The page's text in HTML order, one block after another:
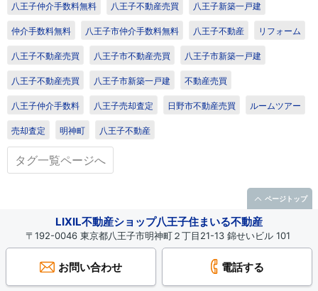
八王子仲介手数料無料 八王子不動産売買 八王子新築一戸建
仲介手数料無料 八王子市仲介手数料無料 八王子不動産 リフォーム
八王子不動産売買 八王子市不動産売買 八王子市新築一戸建
八王子不動産売買 八王子市新築一戸建 不動産売買
八王子仲介手数料 八王子売却査定 日野市不動産売買 ルームツアー
売却査定 明神町 八王子不動産
タグ一覧ページへ
LIXIL不動産ショップ八王子住まいる不動産
〒192-0046 東京都八王子市明神町２丁目21-13 錦せいビル 101
お問い合わせ 電話する
ページトップ